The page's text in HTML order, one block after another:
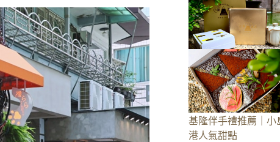
基隆伴手禮推薦｜小
港人氣甜點